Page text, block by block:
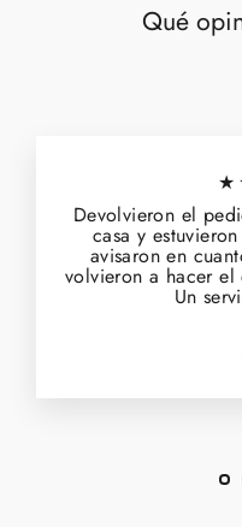
Qué
Devolvieron el
casa y
avisaron en
volvieron a hacer
Un